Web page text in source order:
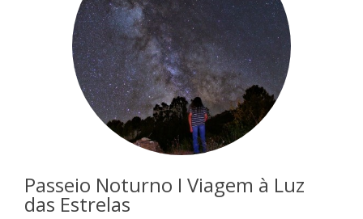
Passeio Noturno I Viagem à Luz
das Estrelas